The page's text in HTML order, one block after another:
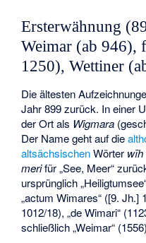
Ersterwähnung
Weimar (ab 946),
1250), Wettiner
Die ältesten
Jahr 899 zurück. In einer
der Ort als Wigmara
Der Name geht auf die
altsächsischenWörter wīh
merifür „See, Meer“
ursprünglich
„actum Wimares“ ([9. Jh.]
1012/18), „de Wimari“
schließlich „Weimar“